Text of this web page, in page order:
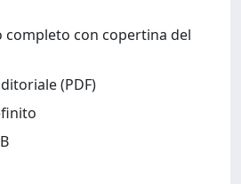
completo con copertina del
(PDF)